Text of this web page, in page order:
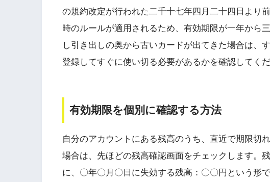
の規約改定が行われた二千十七年四月二十四日より
時のルールが適用されるため、有効期限が一年から
し引き出しの奥から古いカードが出てきた場合は、
登録してすぐに使い切る必要があるかを確認してくだ
有効期限を個別に確認する方法
自分のアカウントにある残高のうち、直近で期限切
場合は、先ほどの残高確認画面をチェックします。
に、〇年〇月〇日に失効する残高：〇〇円という形